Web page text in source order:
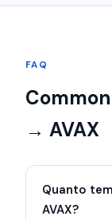
FAQ
→ AVAX
Quanto
AVAX?